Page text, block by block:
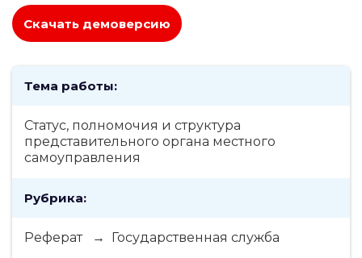
Скачать демоверсию
Тема работы:
Статус, полномочия и структура
представительного органа местного
самоуправления
Рубрика:
Реферат → Государственная служба